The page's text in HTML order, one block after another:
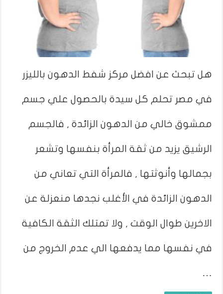
هل تبحث عن افضل مركز شفط الدهون بالليزر
في مصر تحلم كل سيدة بالحصول علي جسم
ممشوق خالي من الدهون الزائدة , فالجسم
الرشيق يزيد من ثقة المرأة بنفسها وتشعر
بجمالها وأنوثتها , فالمرأة التي تعاني من
الدهون الزائدة في الأغلب نجدها منعزلة عن
الاخرين طوال الوقت , ولا تمتلك الثقة الكافية
في نفسها مما يدفعها الي عدم الخروج من
…